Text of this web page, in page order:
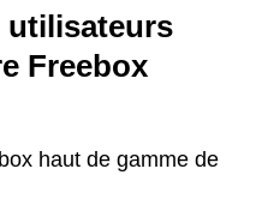
utilisateurs
Freebox
haut de gamme de